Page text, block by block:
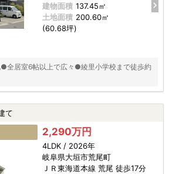
建物面積 137.45㎡
土地面積 200.60㎡
(60.68坪)
居室6帖以上で広々●綾里小学校まで徒歩約
て
2,290万円
4LDK / 2026年
岐阜県大垣市荒尾町
ＪＲ東海道本線 荒尾 徒歩17分